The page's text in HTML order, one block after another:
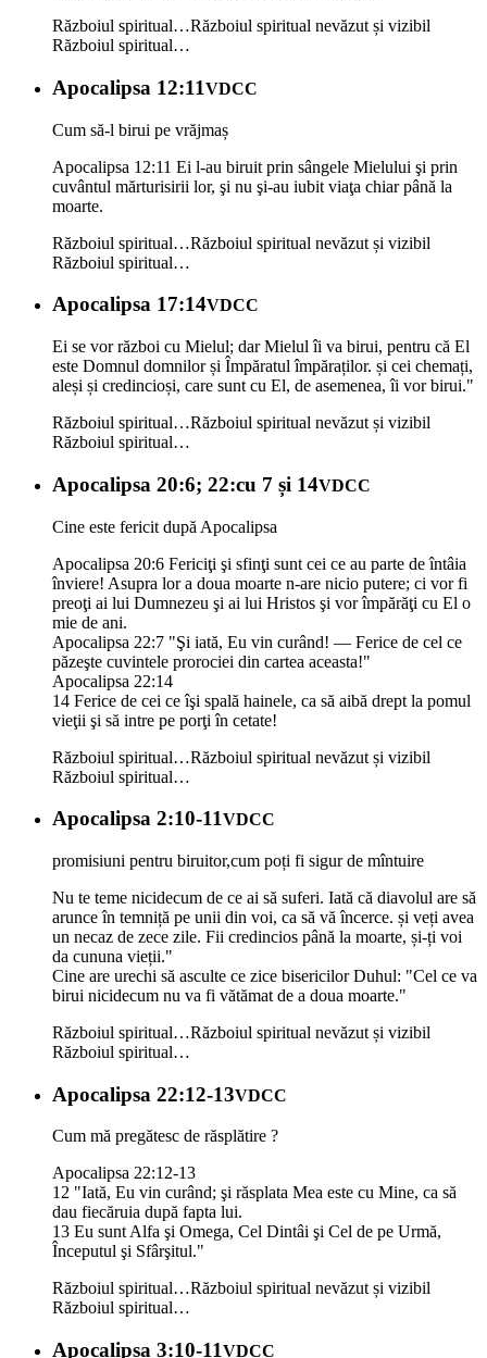
Războiul spiritual…Războiul spiritual nevăzut și vizibil
Războiul spiritual…
Apocalipsa 12:11VDCC
Cum să-l birui pe vrăjmaș
Apocalipsa 12:11 Ei l-au biruit prin sângele Mielului şi prin
cuvântul mărturisirii lor, şi nu şi-au iubit viaţa chiar până la
moarte.
Războiul spiritual…Războiul spiritual nevăzut și vizibil
Războiul spiritual…
Apocalipsa 17:14VDCC
Ei se vor război cu Mielul; dar Mielul îi va birui, pentru că El
este Domnul domnilor și Împăratul împăraților. și cei chemați,
aleși și credincioși, care sunt cu El, de asemenea, îi vor birui."
Războiul spiritual…Războiul spiritual nevăzut și vizibil
Războiul spiritual…
Apocalipsa 20:6; 22:cu 7 și 14VDCC
Cine este fericit după Apocalipsa
Apocalipsa 20:6 Fericiţi şi sfinţi sunt cei ce au parte de întâia
înviere! Asupra lor a doua moarte n-are nicio putere; ci vor fi
preoţi ai lui Dumnezeu şi ai lui Hristos şi vor împărăţi cu El o
mie de ani.
Apocalipsa 22:7 "Şi iată, Eu vin curând! — Ferice de cel ce
păzeşte cuvintele prorociei din cartea aceasta!"
Apocalipsa 22:14
14 Ferice de cei ce îşi spală hainele, ca să aibă drept la pomul
vieţii şi să intre pe porţi în cetate!
Războiul spiritual…Războiul spiritual nevăzut și vizibil
Războiul spiritual…
Apocalipsa 2:10-11VDCC
promisiuni pentru biruitor,cum poți fi sigur de mîntuire
Nu te teme nicidecum de ce ai să suferi. Iată că diavolul are să
arunce în temniță pe unii din voi, ca să vă încerce. și veți avea
un necaz de zece zile. Fii credincios până la moarte, și-ți voi
da cununa vieții."
Cine are urechi să asculte ce zice bisericilor Duhul: "Cel ce va
birui nicidecum nu va fi vătămat de a doua moarte."
Războiul spiritual…Războiul spiritual nevăzut și vizibil
Războiul spiritual…
Apocalipsa 22:12-13VDCC
Cum mă pregătesc de răsplătire ?
Apocalipsa 22:12-13
12 "Iată, Eu vin curând; şi răsplata Mea este cu Mine, ca să
dau fiecăruia după fapta lui.
13 Eu sunt Alfa şi Omega, Cel Dintâi şi Cel de pe Urmă,
Începutul şi Sfârşitul."
Războiul spiritual…Războiul spiritual nevăzut și vizibil
Războiul spiritual…
Apocalipsa 3:10-11VDCC